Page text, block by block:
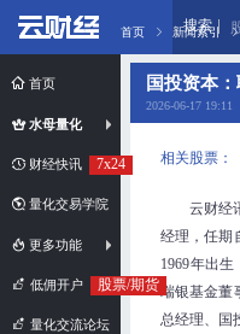
首页
水母量化
财经快讯 7x24
量化交易学院
更多功能
低佣开户 股票/期货
量化交流论坛
首页 新闻索引
搜索
国投资本
2026-06-17
相关股票：
云财经
经理，任期
1969年出
瑞银基金董
总经理、国